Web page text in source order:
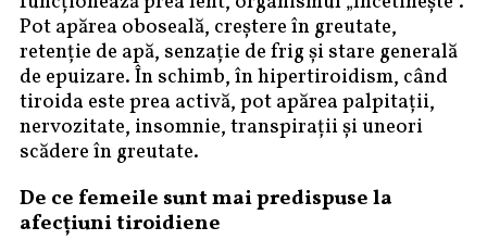
Pot apărea oboseală, creștere în greutate,
retenție de apă, senzație de frig și stare generală
de epuizare. În schimb, în hipertiroidism, când
tiroida este prea activă, pot apărea palpitații,
nervozitate, insomnie, transpirații și uneori
scădere în greutate.
De ce femeile sunt mai predispuse la
afecțiuni tiroidiene